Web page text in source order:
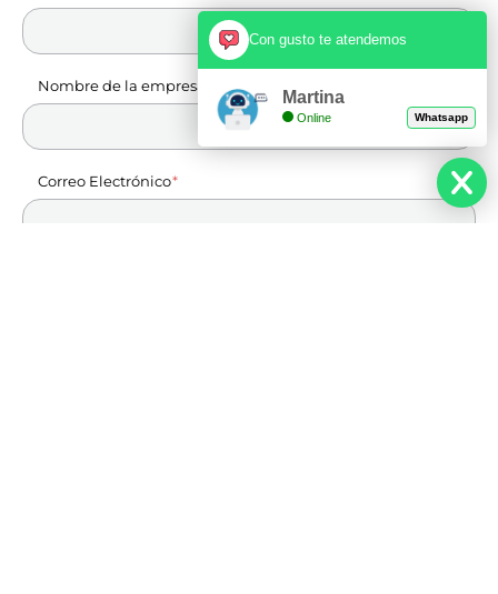
Nombre de la empresa
Correo Electrónico
Con gusto te atendemos
Martina
Online Whatsapp